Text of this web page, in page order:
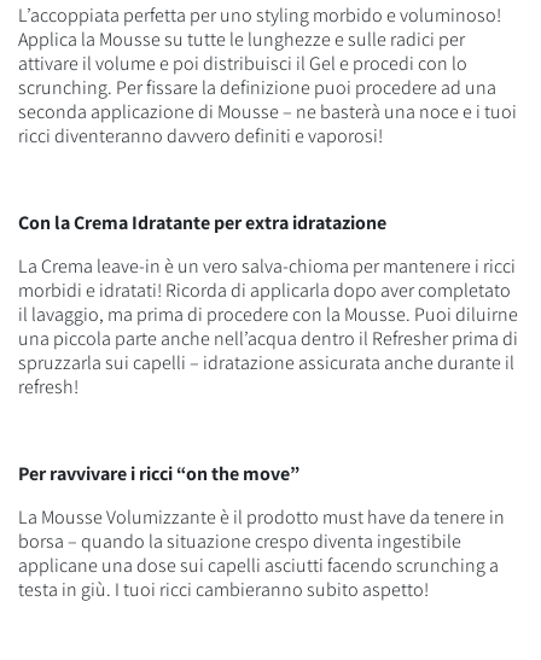
L’accoppiata perfetta per uno styling morbido e voluminoso!
Applica la Mousse su tutte le lunghezze e sulle radici per
attivare il volume e poi distribuisci il Gel e procedi con lo
scrunching. Per fissare la definizione puoi procedere ad una
seconda applicazione di Mousse – ne basterà una noce e i tuoi
ricci diventeranno davvero definiti e vaporosi!
Con la Crema Idratante per extra idratazione
La Crema leave-in è un vero salva-chioma per mantenere i ricci
morbidi e idratati! Ricorda di applicarla dopo aver completato
il lavaggio, ma prima di procedere con la Mousse. Puoi diluirne
una piccola parte anche nell’acqua dentro il Refresher prima di
spruzzarla sui capelli – idratazione assicurata anche durante il
refresh!
Per ravvivare i ricci “on the move”
La Mousse Volumizzante è il prodotto must have da tenere in
borsa – quando la situazione crespo diventa ingestibile
applicane una dose sui capelli asciutti facendo scrunching a
testa in giù. I tuoi ricci cambieranno subito aspetto!